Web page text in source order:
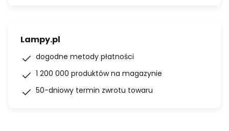
Lampy.pl
dogodne metody płatności
1 200 000 produktów na magazynie
50-dniowy termin zwrotu towaru